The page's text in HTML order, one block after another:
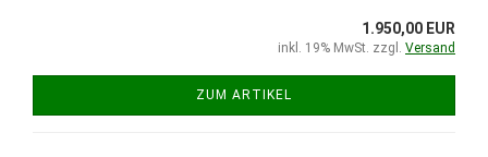
1.950,00 EUR
inkl. 19% MwSt. zzgl. Versand
ZUM ARTIKEL